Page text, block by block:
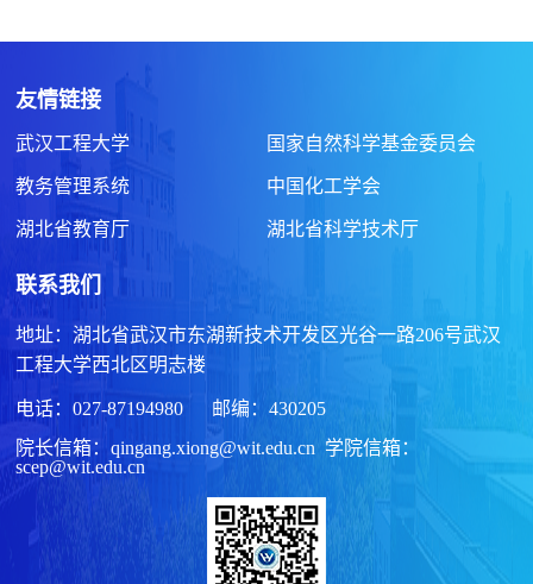
友情链接
武汉工程大学 国家自然科学基金委员会
教务管理系统 中国化工学会
湖北省教育厅 湖北省科学技术厅
联系我们
地址：湖北省武汉市东湖新技术开发区光谷一路206号武汉
工程大学西北区明志楼
电话：027-87194980 邮编：430205
院长信箱：qingang.xiong@wit.edu.cn 学院信箱：
scep@wit.edu.cn